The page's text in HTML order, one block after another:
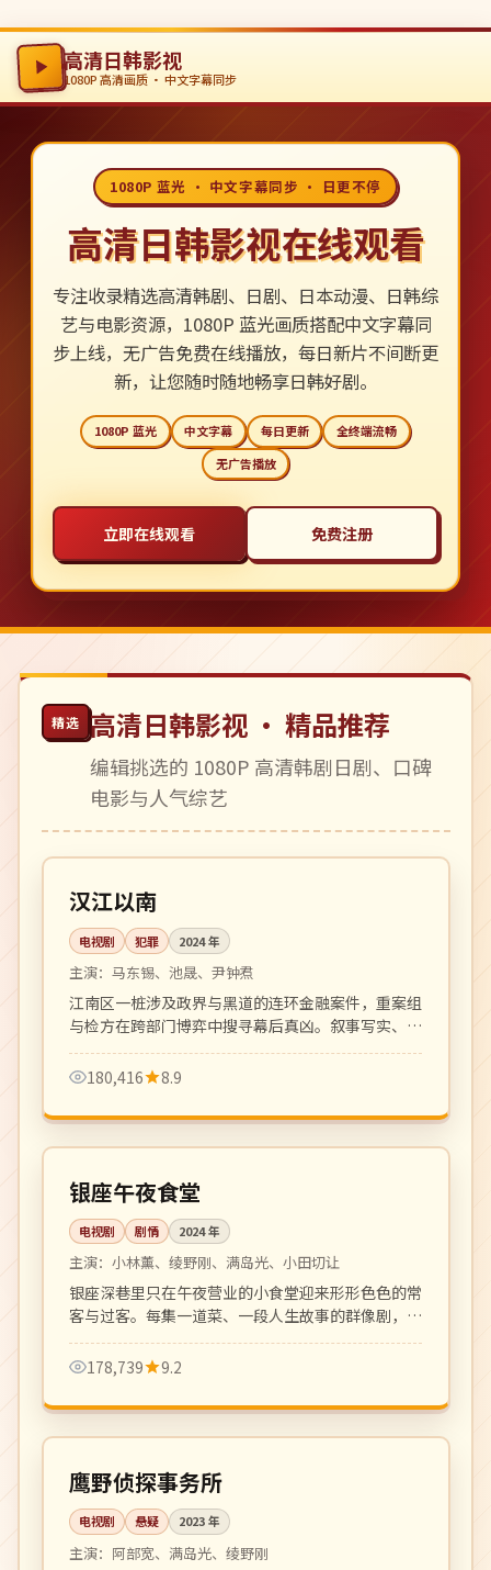
高清日韩影视
1080P 高清画质 · 中文字幕同步
1080P 蓝光 · 中文字幕同步 · 日更不停
高清日韩影视在线观看
专注收录精选高清韩剧、日剧、日本动漫、日韩综
艺与电影资源，1080P 蓝光画质搭配中文字幕同
步上线，无广告免费在线播放，每日新片不间断更
新，让您随时随地畅享日韩好剧。
1080P 蓝光 中文字幕 每日更新
全终端流畅
无广告播放
立即在线观看 免费注册
精选 高清日韩影视 · 精品推荐
编辑挑选的 1080P 高清韩剧日剧、口碑
电影与人气综艺
韩国
热播
汉江以南
电视剧 犯罪 2024年
主演： 马东锡、池晟、尹钟焄
江南区一桩涉及政界与黑道的连环金融案件，重案组
与检方在跨部门博弈中搜寻幕后真凶。叙事写实、节
奏紧凑。
180,416
8.9
日本
完结 全 10 集
银座午夜食堂
电视剧 剧情 2024年
主演： 小林薰、绫野刚、满岛光、小田切让
银座深巷里只在午夜营业的小食堂迎来形形色色的常
客与过客。每集一道菜、一段人生故事的群像剧，治
愈日剧的金字招牌。
178,739
9.2
日本
完结 全 12 集
鹰野侦探事务所
电视剧 悬疑 2023年
主演： 阿部宽、满岛光、绫野刚